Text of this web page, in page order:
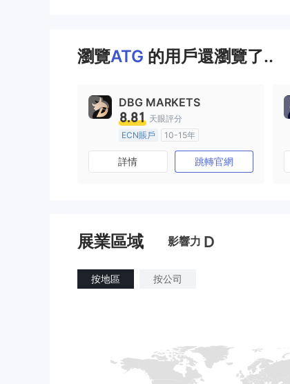
瀏覽ATG 的用戶還瀏覽了..
DBG MARKETS
8.81 天眼評分
ECN賬戶
10-15年
澳大利亞監管
全牌照 (MM)
主標MT4
詳情 跳轉官網
展業區域 影響力 D
按地區 按公司